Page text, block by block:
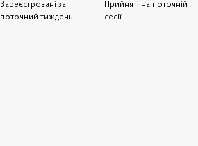
Зареєстровані за
поточний тиждень
Прийняті на поточній
сесії